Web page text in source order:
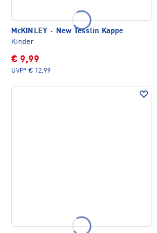
McKINLEY · New Tesslin Kappe
Kinder
€ 9,99
UVP* € 12,99